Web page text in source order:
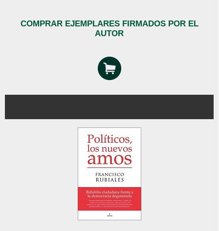
COMPRAR EJEMPLARES FIRMADOS POR EL
AUTOR